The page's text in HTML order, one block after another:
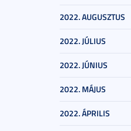
2022. AUGUSZTUS
2022. JÚLIUS
2022. JÚNIUS
2022. MÁJUS
2022. ÁPRILIS